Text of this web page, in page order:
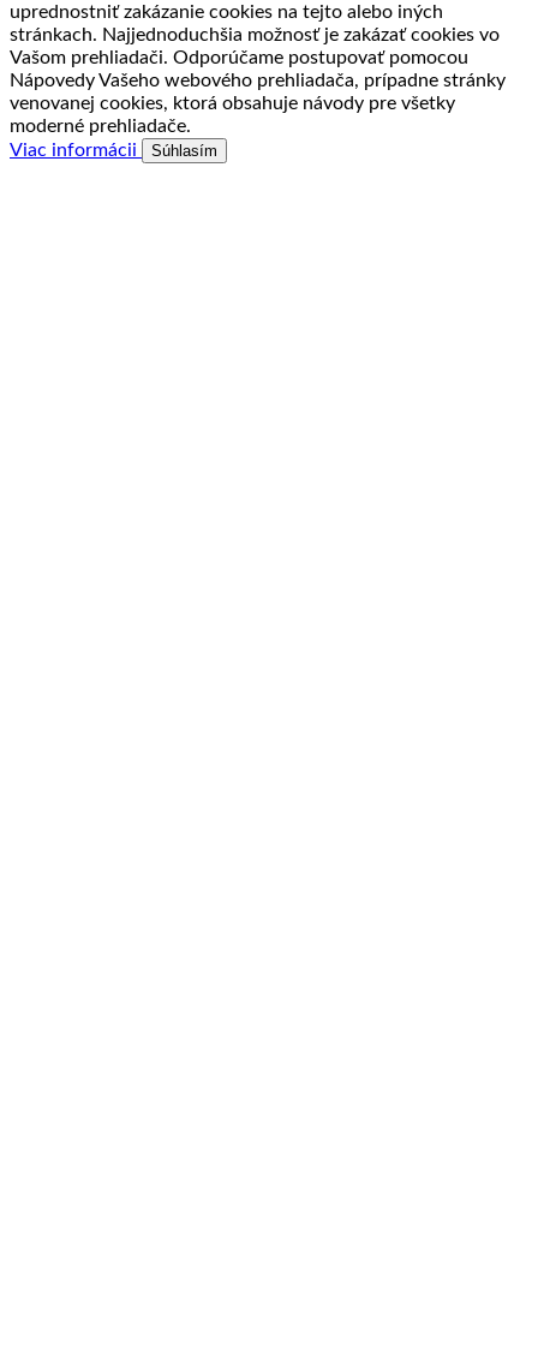
uprednostniť zakázanie cookies na tejto alebo iných
stránkach. Najjednoduchšia možnosť je zakázať cookies vo
Vašom prehliadači. Odporúčame postupovať pomocou
Nápovedy Vašeho webového prehliadača, prípadne stránky
venovanej cookies, ktorá obsahuje návody pre všetky
moderné prehliadače.
Viac informácii
Súhlasím